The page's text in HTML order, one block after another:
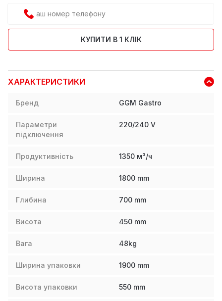
КУПИТИ В 1 КЛІК
ХАРАКТЕРИСТИКИ
Бренд GGM Gastro
Параметри
підключення
220/240 V
Продуктивність 1350 м³/ч
Ширина 1800 mm
Глибина 700 mm
Висота 450 mm
Вага 48kg
Ширина упаковки 1900 mm
Висота упаковки 550 mm